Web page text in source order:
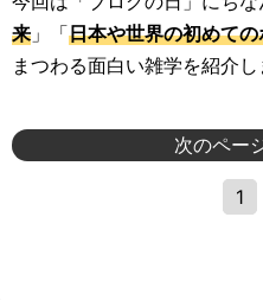
来 」「日本や世界の初めて
まつわる面白い雑学を紹介し
次のペー
1